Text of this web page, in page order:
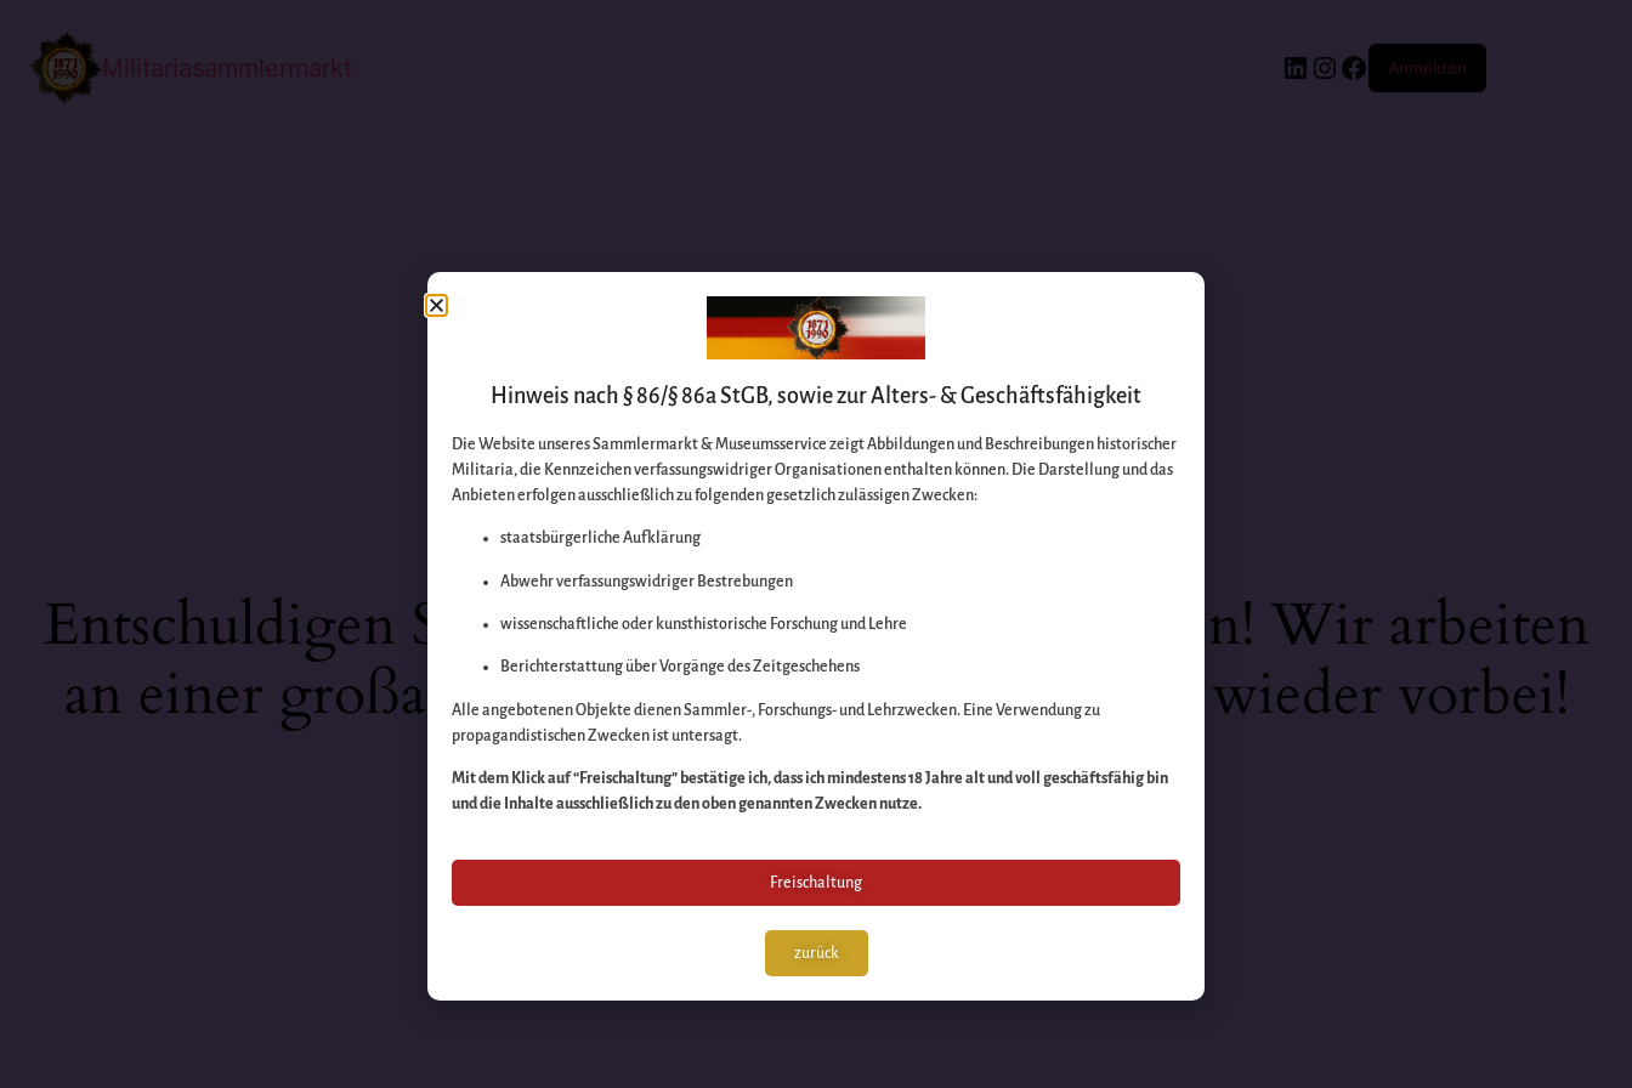
Militariasammlermarkt Anmelden
Entschuldigen Sie bitte die Unannehmlichkeiten! Wir arbeiten
an einer großartigen Sache – schauen Sie bald wieder vorbei!
Hinweis nach § 86/§ 86a StGB, sowie zur Alters- & Geschäftsfähigkeit
Die Website unseres Sammlermarkt & Museumsservice zeigt Abbildungen und Beschreibungen historischer
Militaria, die Kennzeichen verfassungswidriger Organisationen enthalten können. Die Darstellung und das
Anbieten erfolgen ausschließlich zu folgenden gesetzlich zulässigen Zwecken:
staatsbürgerliche Aufklärung
Abwehr verfassungswidriger Bestrebungen
wissenschaftliche oder kunsthistorische Forschung und Lehre
Berichterstattung über Vorgänge des Zeitgeschehens
Alle angebotenen Objekte dienen Sammler-, Forschungs- und Lehrzwecken. Eine Verwendung zu
propagandistischen Zwecken ist untersagt.
Mit dem Klick auf “Freischaltung” bestätige ich, dass ich mindestens 18 Jahre alt und voll geschäftsfähig bin
und die Inhalte ausschließlich zu den oben genannten Zwecken nutze.
Freischaltung
zurück